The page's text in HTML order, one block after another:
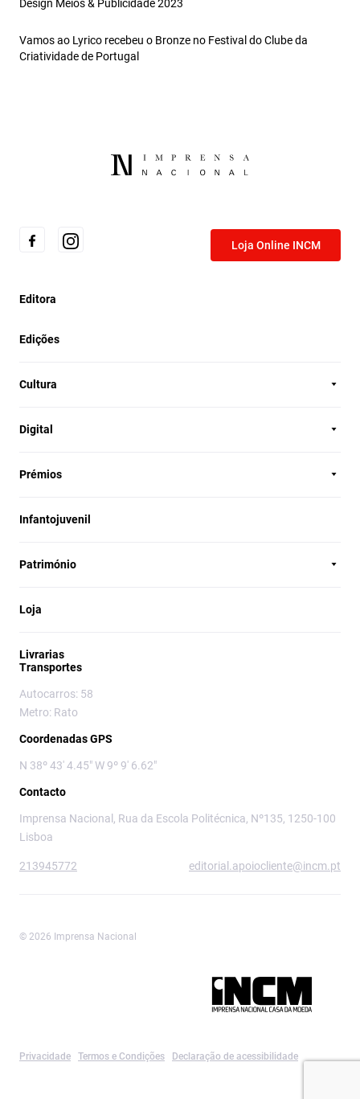
Design Meios & Publicidade 2023
Vamos ao Lyrico recebeu o Bronze no Festival do Clube da
Criatividade de Portugal
Loja Online INCM
Editora
Edições
Cultura
Digital
Prémios
Infantojuvenil
Património
Loja
Livrarias
Transportes
Autocarros: 58
Metro: Rato
Coordenadas GPS
N 38º 43' 4.45" W 9º 9' 6.62"
Contacto
Imprensa Nacional, Rua da Escola Politécnica, Nº135, 1250-100
Lisboa
213945772 editorial.apoiocliente@incm.pt
© 2026 Imprensa Nacional
Privacidade Termos e Condições Declaração de acessibilidade